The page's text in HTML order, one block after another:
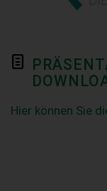
Hier können Sie